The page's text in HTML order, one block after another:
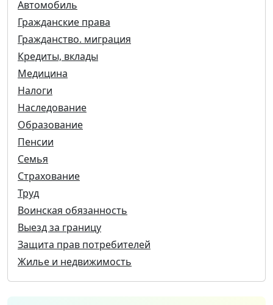
Автомобиль
Гражданские права
Гражданство. миграция
Кредиты, вклады
Медицина
Налоги
Наследование
Образование
Пенсии
Семья
Страхование
Труд
Воинская обязанность
Выезд за границу
Защита прав потребителей
Жилье и недвижимость